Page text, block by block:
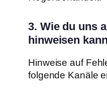
3. Wie du uns
hinweisen
Hinweise auf
folgende Kanäle